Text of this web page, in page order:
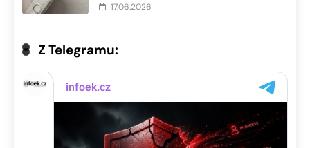
17.06.2026
Z Telegramu: